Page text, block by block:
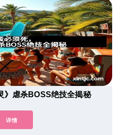
》虐杀BOSS绝技全揭秘
详情